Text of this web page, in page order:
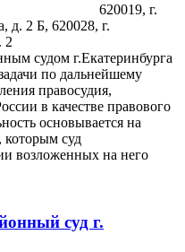
620019, г.
д. 2 Б, 620028, г.
2
судом г.Екатеринбурга
по дальнейшему
правосудия,
в качестве правового
основывается на
которым суд
возложенных на него
суд г.